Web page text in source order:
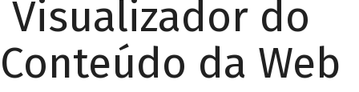
Visualizador do
Conteúdo da Web